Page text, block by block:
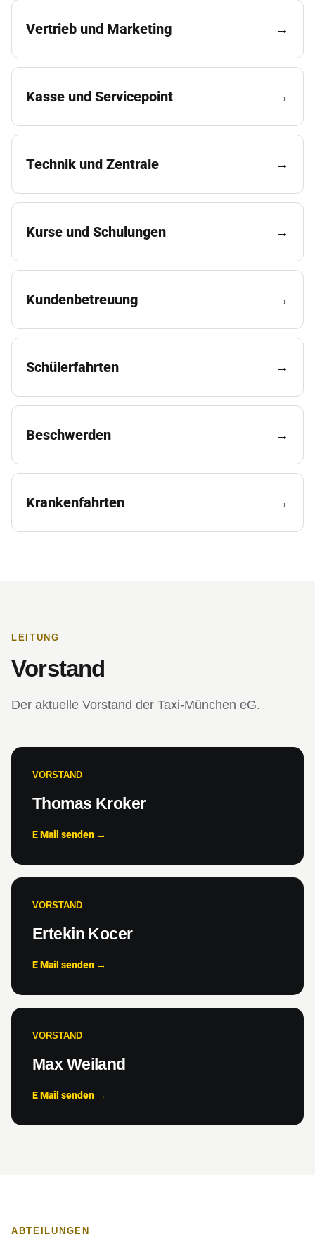
Vertrieb und Marketing →
Kasse und Servicepoint →
Technik und Zentrale →
Kurse und Schulungen →
Kundenbetreuung →
Schülerfahrten →
Beschwerden →
Krankenfahrten →
LEITUNG
Vorstand
Der aktuelle Vorstand der Taxi-München eG.
VORSTAND
Thomas Kroker
E Mail senden →
VORSTAND
Ertekin Kocer
E Mail senden →
VORSTAND
Max Weiland
E Mail senden →
ABTEILUNGEN